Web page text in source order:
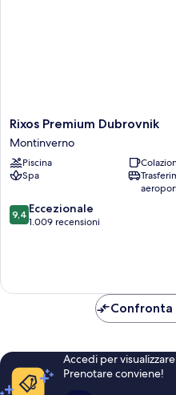
Rixos
Premium
Dubrovnik
Montinverno
Rixos Premium Dubrovnik
Montinverno
Piscina
Spa
9.4
su
9,4 Eccezionale
1.009 recensioni
Accedi per
Prenotare conviene!